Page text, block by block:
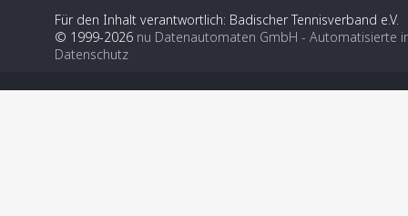
Für den Inhalt verantwortlich: Badischer Tennisverband e.V.
© 1999-2026 nu Datenautomaten GmbH - Automatisierte
Datenschutz